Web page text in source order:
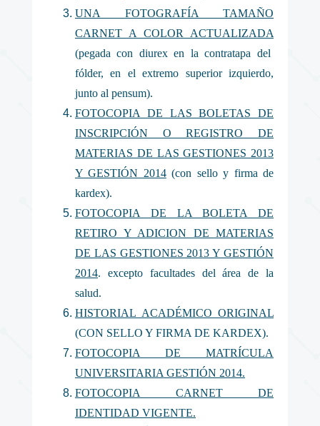
UNA FOTOGRAFÍA TAMAÑO
CARNET A COLOR ACTUALIZADA
(pegada con diurex en la contratapa del
fólder, en el extremo superior izquierdo,
junto al pensum).
FOTOCOPIA DE LAS BOLETAS DE
INSCRIPCIÓN O REGISTRO DE
MATERIAS DE LAS GESTIONES 2013
Y GESTIÓN 2014(con sello y firma de
kardex).
FOTOCOPIA DE LA BOLETA DE
RETIRO Y ADICION DE MATERIAS
DE LAS GESTIONES 2013 Y GESTIÓN
2014. excepto facultades del área de la
salud.
HISTORIAL ACADÉMICO ORIGINAL
(CON SELLO Y FIRMA DE KARDEX).
FOTOCOPIA DE MATRÍCULA
UNIVERSITARIA GESTIÓN 2014.
FOTOCOPIA CARNET DE
IDENTIDAD VIGENTE.